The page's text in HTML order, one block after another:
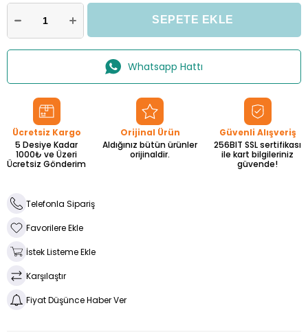
Whatsapp Hattı
Ücretsiz Kargo
5 Desiye Kadar
1000₺ ve Üzeri
Ücretsiz Gönderim
Orijinal Ürün
Aldığınız bütün ürünler
orijinaldir.
Güvenli Alışveriş
256BIT SSL sertifikası
ile kart bilgileriniz
güvende!
Telefonla Sipariş
Favorilere Ekle
İstek Listeme Ekle
Karşılaştır
Fiyat Düşünce Haber Ver